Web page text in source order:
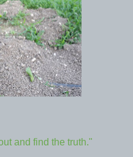
and find the truth."